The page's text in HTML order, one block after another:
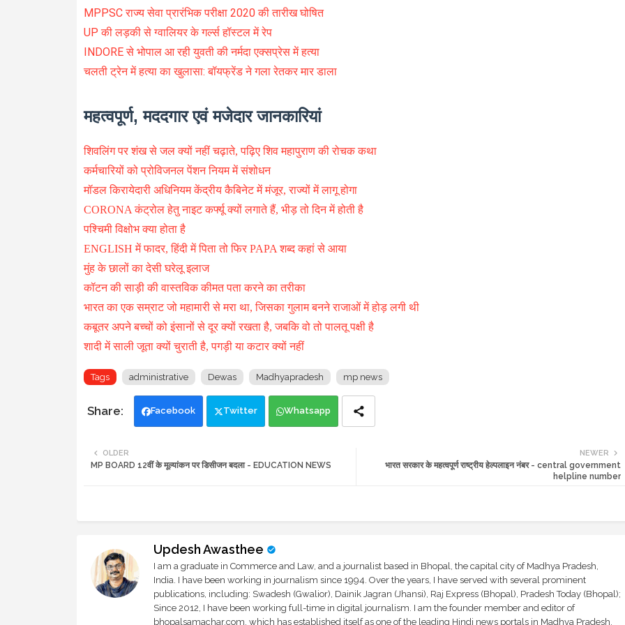
MPPSC राज्य सेवा प्रारंभिक परीक्षा 2020 की तारीख घोषित
UP की लड़की से ग्वालियर के गर्ल्स हॉस्टल में रेप
INDORE से भोपाल आ रही युवती की नर्मदा एक्सप्रेस में हत्या
चलती ट्रेन में हत्या का खुलासा: बॉयफ्रेंड ने गला रेतकर मार डाला
महत्वपूर्ण, मददगार एवं मजेदार जानकारियां
शिवलिंग पर शंख से जल क्यों नहीं चढ़ाते, पढ़िए शिव महापुराण की रोचक कथा
कर्मचारियों को प्रोविजनल पेंशन नियम में संशोधन
मॉडल किरायेदारी अधिनियम केंद्रीय कैबिनेट में मंजूर, राज्यों में लागू होगा
CORONA कंट्रोल हेतु नाइट कर्फ्यू क्यों लगाते हैं, भीड़ तो दिन में होती है
पश्चिमी विक्षोभ क्या होता है
ENGLISH में फादर, हिंदी में पिता तो फिर PAPA शब्द कहां से आया
मुंह के छालों का देसी घरेलू इलाज
कॉटन की साड़ी की वास्तविक कीमत पता करने का तरीका
भारत का एक सम्राट जो महामारी से मरा था, जिसका गुलाम बनने राजाओं में होड़ लगी थी
कबूतर अपने बच्चों को इंसानों से दूर क्यों रखता है, जबकि वो तो पालतू पक्षी है
शादी में साली जूता क्यों चुराती है, पगड़ी या कटार क्यों नहीं
Tags administrative Dewas Madhyapradesh mp news
Facebook Twitter Whatsapp
NEWER
भारत सरकार के महत्वपूर्ण राष्ट्रीय हेल्पलाइन नंबर - central government
helpline number
OLDER
MP BOARD 12वीं के मूल्यांकन पर डिसीजन बदला - EDUCATION NEWS
Updesh Awasthee
I am a graduate in Commerce and Law, and a journalist based in Bhopal, the capital city of Madhya Pradesh,
India. I have been working in journalism since 1994. Over the years, I have served with several prominent
publications, including: Swadesh (Gwalior), Dainik Jagran (Jhansi), Raj Express (Bhopal), Pradesh Today (Bhopal);
Since 2012, I have been working full-time in digital journalism. I am the founder member and editor of
bhopalsamachar.com, which has established itself as one of the leading Hindi news portals in Madhya Pradesh,